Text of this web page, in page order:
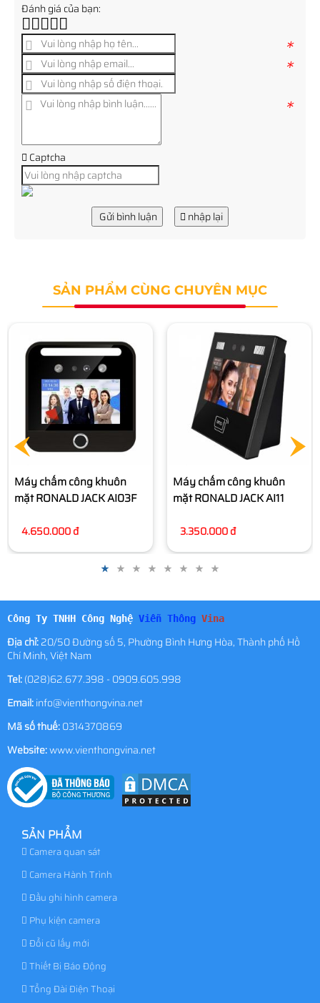
Đánh giá của bạn:
*
*
*
Captcha
Gửi bình luận nhập lại
SẢN PHẨM CÙNG CHUYÊN MỤC
Máy chấm công khuôn
mặt RONALD JACK AI03F
4.650.000 đ
Máy chấm công khuôn
mặt RONALD JACK AI11
3.350.000 đ
Công Ty TNHH Công Nghệ Viễn Thông Vina
Địa chỉ:20/50 Đường số 5, Phường Bình Hưng Hòa, Thành phố Hồ
Chí Minh, Việt Nam
Tel:(028)62.677.398 - 0909.605.998
Email:info@vienthongvina.net
Mã số thuế:0314370869
Website:www.vienthongvina.net
SẢN PHẨM
Camera quan sát
Camera Hành Trình
Đầu ghi hình camera
Phụ kiện camera
Đổi cũ lấy mới
Thiết Bị Báo Động
Tổng Đài Điện Thoại